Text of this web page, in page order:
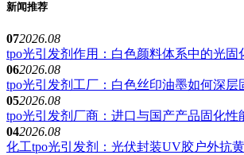
新闻推荐
072026.08
tpo光引发剂作用：白色颜料体系中的光固
062026.08
tpo光引发剂工厂：白色丝印油墨如何深层
052026.08
tpo光引发剂厂商：进口与国产产品固化性
042026.08
化工tpo光引发剂：光伏封装UV胶户外抗